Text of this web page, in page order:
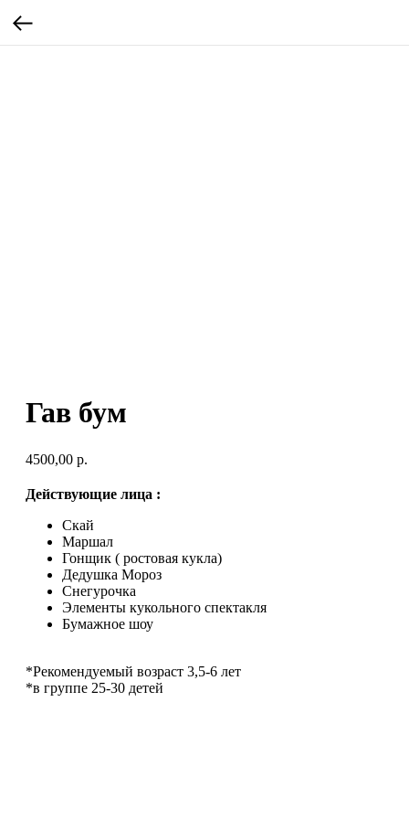
Гав бум
4500,00 р.
Действующие лица :
Скай
Маршал
Гонщик ( ростовая кукла)
Дедушка Мороз
Снегурочка
Элементы кукольного спектакля
Бумажное шоу
*Рекомендуемый возраст 3,5-6 лет
*в группе 25-30 детей